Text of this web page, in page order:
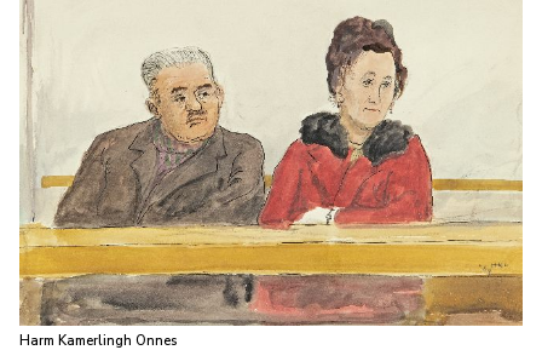
Harm Kamerlingh Onnes